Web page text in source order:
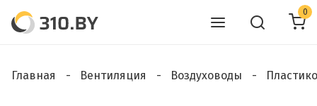
0
Главная Вентиляция Воздуховоды